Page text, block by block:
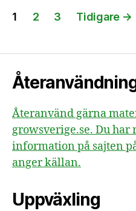
Sidnumrering
inlägg
1 2 3 Tidigare →
Återanvänd gärna
growsverige.se. Du har
information på sajten
anger källan.
Uppväxling